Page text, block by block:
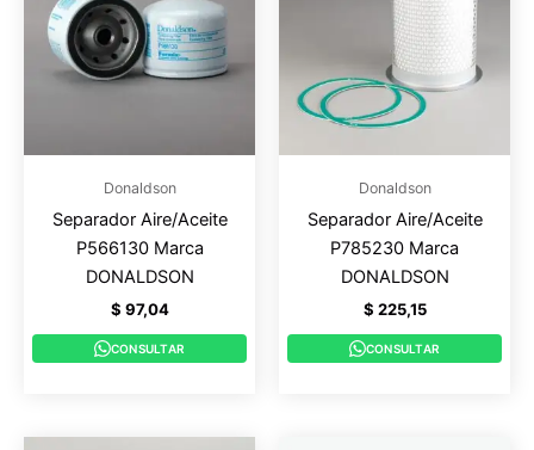
Donaldson
Separador Aire/Aceite
P566130 Marca
DONALDSON
$ 97,04
CONSULTAR
Donaldson
Separador Aire/Aceite
P785230 Marca
DONALDSON
$ 225,15
CONSULTAR